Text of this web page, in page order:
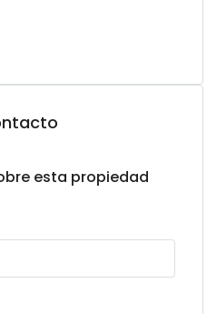
esta propiedad